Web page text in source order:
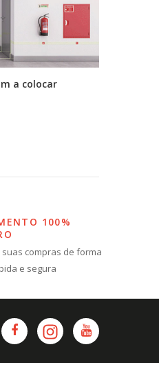
a colocar
100%
suas compras de forma
e segura